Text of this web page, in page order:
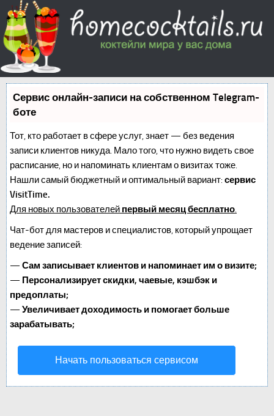
Сервис онлайн-записи на собственном Telegram-
боте
Тот, кто работает в сфере услуг, знает — без ведения
записи клиентов никуда. Мало того, что нужно видеть свое
расписание, но и напоминать клиентам о визитах тоже.
Нашли самый бюджетный и оптимальный вариант: сервис
VisitTime.
Для новых пользователей первый месяц бесплатно.
Чат-бот для мастеров и специалистов, который упрощает
ведение записей:
— Сам записывает клиентов и напоминает им о визите;
— Персонализирует скидки, чаевые, кэшбэк и
предоплаты;
— Увеличивает доходимость и помогает больше
зарабатывать;
Начать пользоваться сервисом